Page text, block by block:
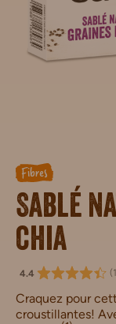
Fibres
Sablé
chia
4.4 (
Craquez pour
croustillantes!